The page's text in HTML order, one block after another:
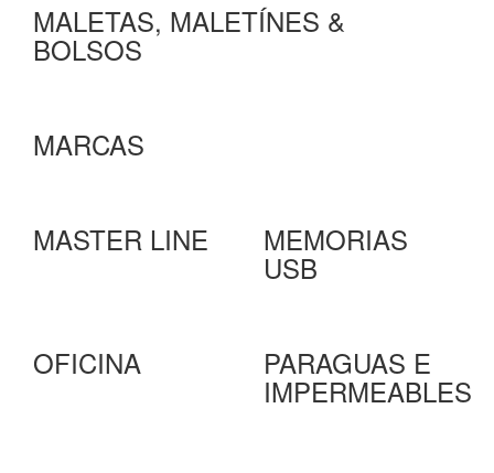
MALETAS, MALETÍNES &
BOLSOS
MARCAS
MASTER LINE MEMORIAS
USB
OFICINA PARAGUAS E
IMPERMEABLES